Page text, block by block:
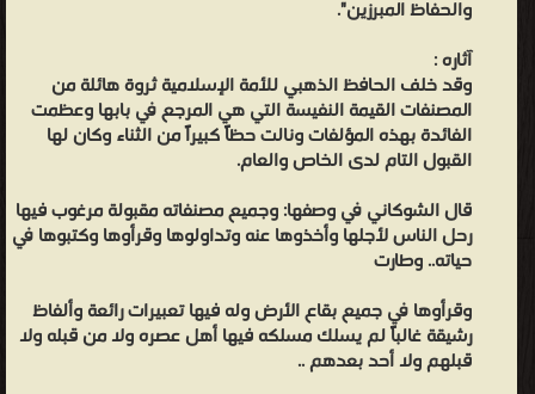
حيدر آباد ❝ ❞ دار الامام البخاري ❝ ❞ دار اليسر ❝ ❞ مكتب المطبوعات
الاسلامية ❝ ❞ الفاروق الحديثة للطباعة والنشر ❝ ❞ مكتبة الغرباء الأثرية
❝ ❞ مكتبة الدار ❝ ❞ دار الامام احمد ❝ ❞ دار الشريف للنشر والتوزيع ❝ ❞
دار البشائر للطباعة والنشر والتوزيع ❝ ❞ دار الندوة الجديدة، بيروت - لبنان
❝ ❞ مكتبة الفرقان - عجمان ❝ ❞ دار البصيرة ❝ ❞ مكتبة الصديق ❝ ❞
مكتبة الصحوة الاسلاميه ❝ ❞ مكتبة النهضة الحديثة ❝ ❞ مكتبة آفاق
المعرفة ❝ ❞ دار المتنبى للنشر والتوزيع ❝ ❞ دائرة المطبوعات و النشر ❝ ❞
دار الميمنة ❝ ❞ لجنة احياء المعارف النعمانية ❝ ❞ مطبعة الزمان، بغداد -
العراق ❝ ❱
من التراجم والأعلام - مكتبة كتب إسلامية.
والحفاظ المبرزين".
آثاره :
وقد خلف الحافظ الذهبي للأمة الإسلامية ثروة هائلة من
المصنفات القيمة النفيسة التي هي المرجع في بابها وعظمت
الفائدة بهذه المؤلفات ونالت حظاً كبيراً من الثناء وكان لها
القبول التام لدى الخاص والعام.
قال الشوكاني في وصفها: وجميع مصنفاته مقبولة مرغوب فيها
رحل الناس لأجلها وأخذوها عنه وتداولوها وقرأوها وكتبوها في
حياته.. وطارت
وقرأوها في جميع بقاع الأرض وله فيها تعبيرات رائعة وألفاظ
رشيقة غالباً لم يسلك مسلكه فيها أهل عصره ولا من قبله ولا
قبلهم ولا أحد بعدهم ..